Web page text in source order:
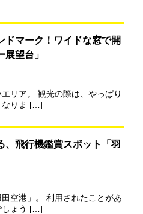
ドマーク！ワイドな窓で開
望台」
リア。 観光の際は、やっぱり
なりま […]
、飛行機鑑賞スポット「羽
空港」。 利用されたことがあ
しょう […]